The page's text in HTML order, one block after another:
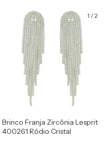
1 /2
Brinco Franja Zircônia Lesprit
400261 Ródio Cristal